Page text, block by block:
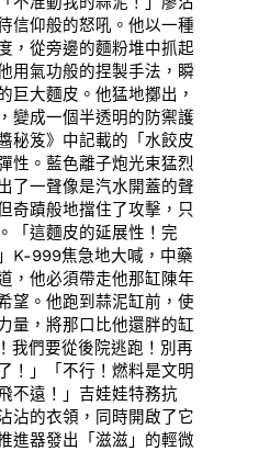
信仰般的怒吼。他以一種
，從旁邊的麵粉堆中抓起
用氣功般的捏製手法，瞬
巨大麵皮。他猛地擲出，
變成一個半透明的防禦護
秘笈》中記載的「水餃皮
性。藍色離子炮光束猛烈
了一聲像是汽水開蓋的聲
奇蹟般地擋住了攻擊，只
「這麵皮的延展性！完
K-999焦急地大喊，中藥
，他必須帶走他那缸陳年
望。他跑到蒜泥缸前，使
量，將那口比他還胖的缸
我們要從後院逃跑！別再
！」「不行！燃料是文明
不遠！」吉娃娃特務抗
沾的衣領，同時開啟了它
進器發出「滋滋」的輕微